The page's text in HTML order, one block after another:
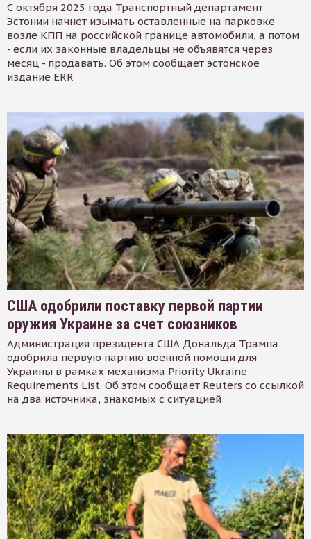
С октября 2025 года Транспортный департамент
Эстонии начнет изымать оставленные на парковке
возле КПП на российской границе автомобили, а потом
- если их законные владельцы не объявятся через
месяц - продавать. Об этом сообщает эстонское
издание ERR
США одобрили поставку первой партии
оружия Украине за счет союзников
Администрация президента США Дональда Трампа
одобрила первую партию военной помощи для
Украины в рамках механизма Priority Ukraine
Requirements List. Об этом сообщает Reuters со ссылкой
на два источника, знакомых с ситуацией